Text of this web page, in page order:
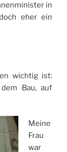
in
eher ein
wichtig ist:
Bau, auf
Meine
Frau
war